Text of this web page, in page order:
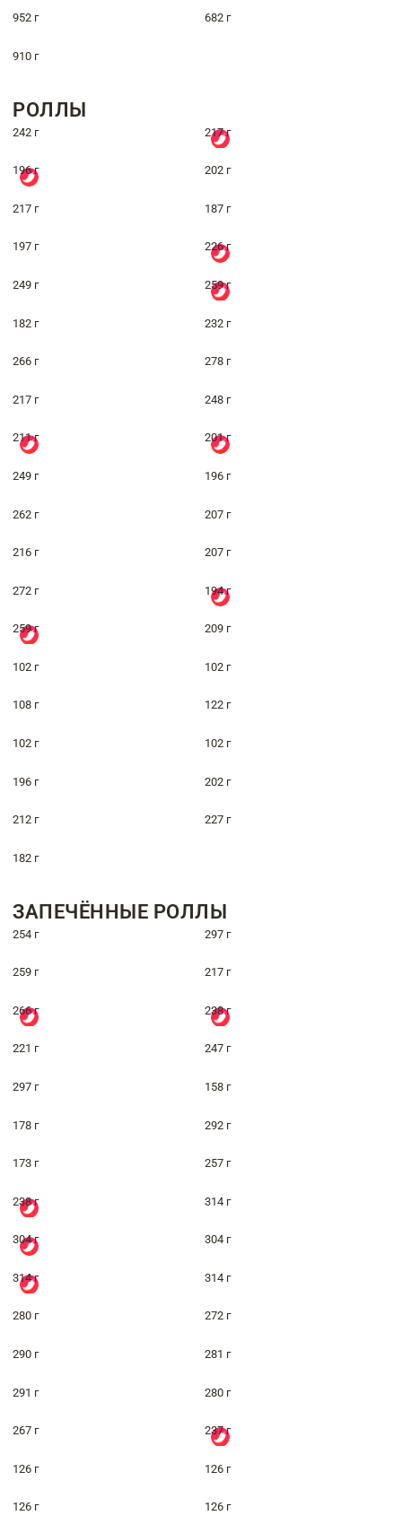
952 г 682 г
910 г
РОЛЛЫ
242 г 217 г
196 г 202 г
217 г 187 г
197 г 226 г
249 г 259 г
182 г 232 г
266 г 278 г
217 г 248 г
211 г 201 г
249 г 196 г
262 г 207 г
216 г 207 г
272 г 194 г
259 г 209 г
102 г 102 г
108 г 122 г
102 г 102 г
196 г 202 г
212 г 227 г
182 г
ЗАПЕЧЁННЫЕ РОЛЛЫ
254 г 297 г
259 г 217 г
266 г 238 г
221 г 247 г
297 г 158 г
178 г 292 г
173 г 257 г
238 г 314 г
304 г 304 г
314 г 314 г
280 г 272 г
290 г 281 г
291 г 280 г
267 г 237 г
126 г 126 г
126 г 126 г